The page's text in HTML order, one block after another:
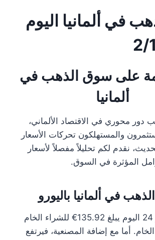
في ألمانيا اليوم
2/
على سوق الذهب في
ألمانيا
دور محوري في الاقتصاد الألماني،
والمستهلكون تحركات الأسعار
نقدم لكم تحليلاً مفصلاً لأسعار
المؤثرة في السوق.
في ألمانيا باليورو
سعر الذهب عيار 24 اليوم يبلغ 135.92€ للشراء الخام
الخام. أما مع إضافة المصنعية، فيرتفع